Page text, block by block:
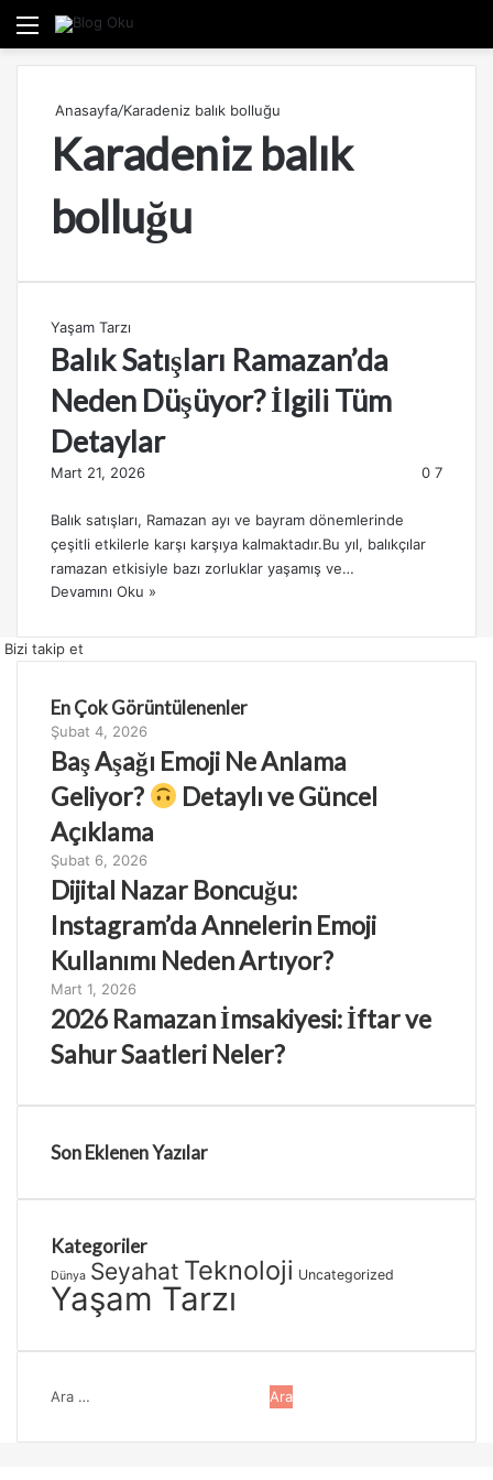
Menü
Anasayfa/Karadeniz balık bolluğu
Karadeniz balık
bolluğu
Yaşam Tarzı
Balık Satışları Ramazan’da
Neden Düşüyor? İlgili Tüm
Detaylar
Mart 21, 2026 0 7
Balık satışları, Ramazan ayı ve bayram dönemlerinde
çeşitli etkilerle karşı karşıya kalmaktadır.Bu yıl, balıkçılar
ramazan etkisiyle bazı zorluklar yaşamış ve…
Devamını Oku »
Bizi takip et
En Çok Görüntülenenler
Şubat 4, 2026
Baş Aşağı Emoji Ne Anlama
Geliyor?
Detaylı ve Güncel
Açıklama
Şubat 6, 2026
Dijital Nazar Boncuğu:
Instagram’da Annelerin Emoji
Kullanımı Neden Artıyor?
Mart 1, 2026
2026 Ramazan İmsakiyesi: İftar ve
Sahur Saatleri Neler?
Son Eklenen Yazılar
Kategoriler
Dünya Seyahat Teknoloji Uncategorized
Yaşam Tarzı
Arama: